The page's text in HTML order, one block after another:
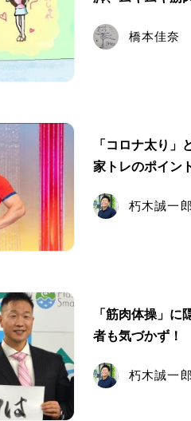
橋本佳奈
「コロナ太り
家トレのポイン
朽木誠一郎
「筋肉体操」
者も気づかず！
朽木誠一郎